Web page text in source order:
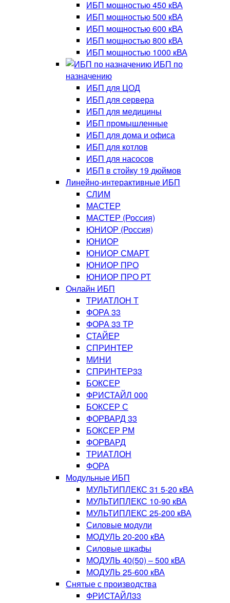
ИБП мощностью 450 кВА
ИБП мощностью 500 кВА
ИБП мощностью 600 кВА
ИБП мощностью 800 кВА
ИБП мощностью 1000 кВА
ИБП по
назначению
ИБП для ЦОД
ИБП для сервера
ИБП для медицины
ИБП промышленные
ИБП для дома и офиса
ИБП для котлов
ИБП для насосов
ИБП в стойку 19 дюймов
Линейно-интерактивные ИБП
СЛИМ
МАСТЕР
МАСТЕР (Россия)
ЮНИОР (Россия)
ЮНИОР
ЮНИОР СМАРТ
ЮНИОР ПРО
ЮНИОР ПРО РТ
Онлайн ИБП
ТРИАТЛОН Т
ФОРА 33
ФОРА 33 ТР
СТАЙЕР
СПРИНТЕР
МИНИ
СПРИНТЕР33
БОКСЕР
ФРИСТАЙЛ 000
БОКСЕР С
ФОРВАРД 33
БОКСЕР РМ
ФОРВАРД
ТРИАТЛОН
ФОРА
Модульные ИБП
МУЛЬТИПЛЕКС 31 5-20 кВА
МУЛЬТИПЛЕКС 10-90 кВА
МУЛЬТИПЛЕКС 25-200 кВА
Силовые модули
МОДУЛЬ 20-200 кВА
Силовые шкафы
МОДУЛЬ 40(50) – 500 кВА
МОДУЛЬ 25-600 кВА
Снятые с производства
ФРИСТАЙЛ33